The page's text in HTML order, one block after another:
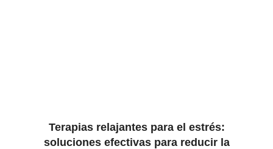
Terapias relajantes para el estrés:
soluciones efectivas para reducir la